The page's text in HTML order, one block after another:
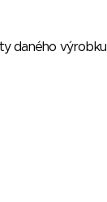
daného výrobku